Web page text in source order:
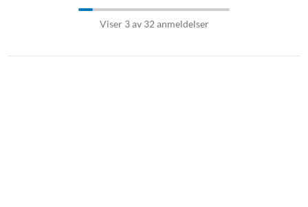
Viser 3 av 32 anmeldelser